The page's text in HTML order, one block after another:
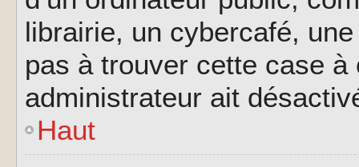
librairie, un cybercafé,
pas à trouver cette case à
administrateur ait
Haut